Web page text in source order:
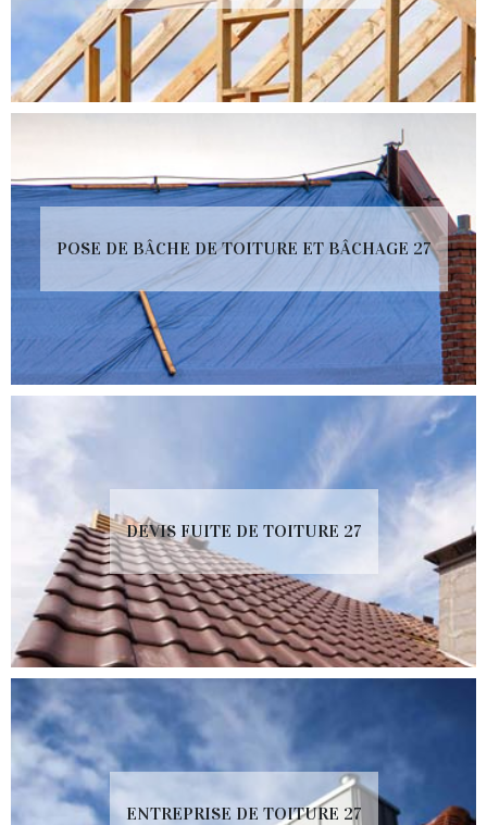
POSE DE BÂCHE DE TOITURE ET BÂCHAGE 27
DEVIS FUITE DE TOITURE 27
ENTREPRISE DE TOITURE 27